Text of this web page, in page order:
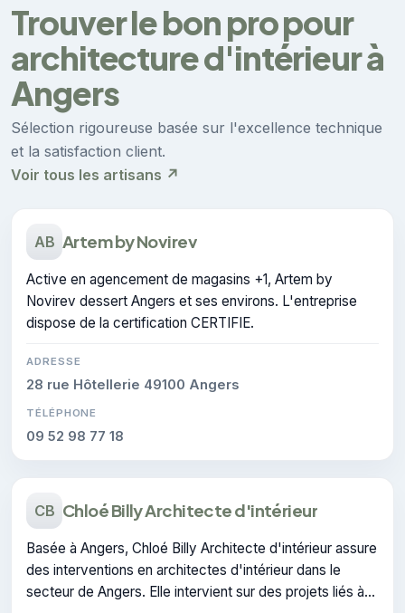
Trouver le bon pro pour
architecture d'intérieur à
Angers
Sélection rigoureuse basée sur l'excellence technique
et la satisfaction client.
Voir tous les artisans ↗
AB Artem by Novirev
Active en agencement de magasins +1, Artem by
Novirev dessert Angers et ses environs. L'entreprise
dispose de la certification CERTIFIE.
ADRESSE
28 rue Hôtellerie 49100 Angers
TÉLÉPHONE
09 52 98 77 18
CB Chloé Billy Architecte d'intérieur
Basée à Angers, Chloé Billy Architecte d'intérieur assure
des interventions en architectes d'intérieur dans le
secteur de Angers. Elle intervient sur des projets liés à